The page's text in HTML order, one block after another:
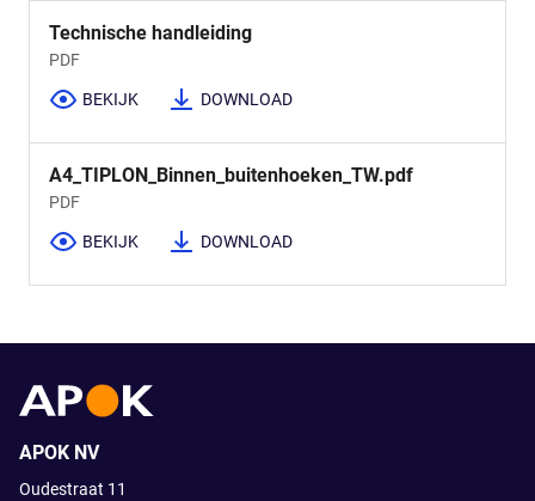
Technische handleiding
PDF
BEKIJK DOWNLOAD
A4_TIPLON_Binnen_buitenhoeken_TW.pdf
PDF
BEKIJK DOWNLOAD
APOK NV
Oudestraat 11